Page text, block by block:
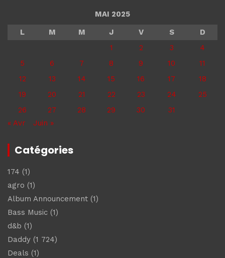
MAI 2025
L
M M J V S
D
1
2 3
4
5
6 7 8 9 10
11
12
13 14 15 16 17
18
19
20 21 22 23 24
25
26
27 28 29 30
31
« Avr
Juin »
Catégories
174 (1)
agro (1)
Album Announcement (1)
Bass Music (1)
d&b (1)
Daddy (1 724)
Deals (1)